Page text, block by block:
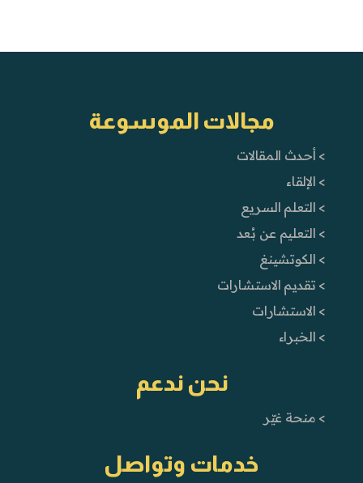
مجالات الموسوعة
> أحدث المقالات
> الإلقاء
> التعلم السريع
> التعليم عن بُعد
> الكوتشينغ
> تقديم الاستشارات
> الاستشارات
> الخبراء
نحن ندعم
> منحة غيّر
خدمات وتواصل